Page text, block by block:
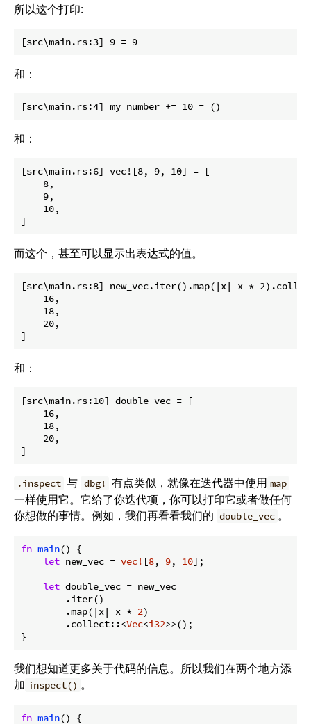
所以这个打印:
和：
和：
[src\main.rs:6] vec![8, 9, 10] = [
    8,
    9,
    10,
而这个，甚至可以显示出表达式的值。
[src\main.rs:8] new_vec.iter().map(|x| x *
    16,
    18,
    20,
和：
[src\main.rs:10] double_vec = [
    16,
    18,
    20,
.inspect 与 dbg! 有点类似，就像在迭代器中使用 map
一样使用它。它给了你迭代项，你可以打印它或者做任何
你想做的事情。例如，我们再看看我们的 double_vec 。
fn main() {
let new_vec = vec! [8, 9, 10];
let double_vec = new_vec
        .iter()
        .map(|x| x *
2)
        .collect::<
Vec<i32>>();
}
我们想知道更多关于代码的信息。所以我们在两个地方添
加 inspect() 。
fn main() {